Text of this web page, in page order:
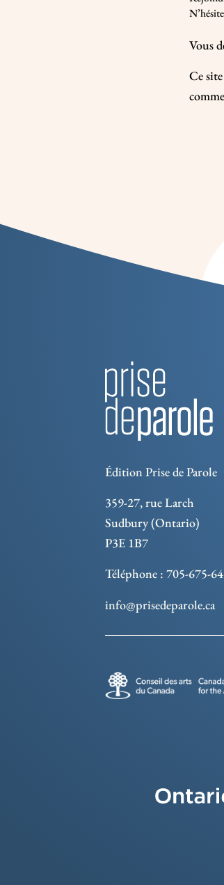
Vous
Ce
Édition Prise de Parole
359-27, rue Larch
Sudbury (Ontario)
P3E 1B7
Téléphone : 705-675-
info@prisedeparole.ca